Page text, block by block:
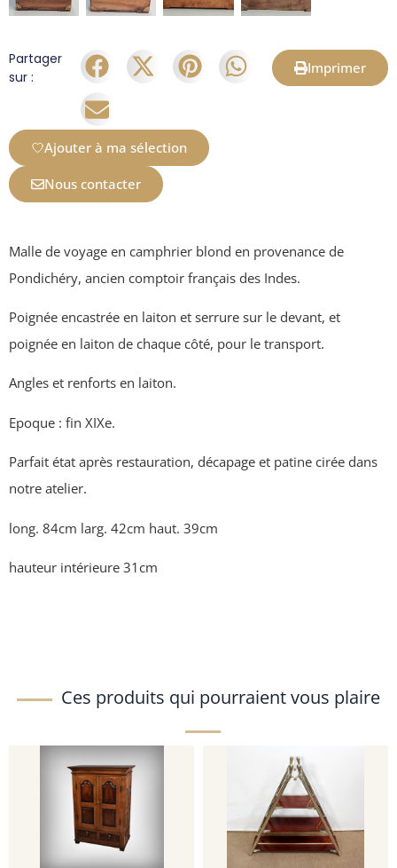
Partager
sur :
Imprimer
Ajouter à ma sélection
Nous contacter
Malle de voyage en camphrier blond en provenance de
Pondichéry, ancien comptoir français des Indes.
Poignée encastrée en laiton et serrure sur le devant, et
poignée en laiton de chaque côté, pour le transport.
Angles et renforts en laiton.
Epoque : fin XIXe.
Parfait état après restauration, décapage et patine cirée dans
notre atelier.
long. 84cm larg. 42cm haut. 39cm
hauteur intérieure 31cm
Ces produits qui pourraient vous plaire